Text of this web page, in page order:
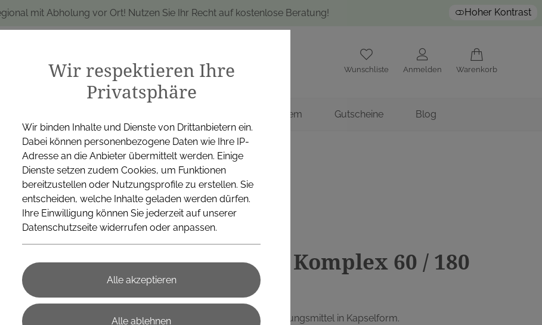
mit Abholung vor Ort! Nutzen Sie Ihr Recht auf kostenlose Beratung! Hoher Kontrast
Wunschliste Anmelden Warenkorb
Institem Gutscheine Blog
BORROMÄUS APOTHEKE
Artischocken Komplex 60 / 180
Kapseln
Hochwertiges Nahrungsergänzungsmittel in Kapselform.
Wir respektieren Ihre
Privatsphäre
Wir binden Inhalte und Dienste von Drittanbietern ein.
Dabei können personenbezogene Daten wie Ihre IP-
Adresse an die Anbieter übermittelt werden. Einige
Dienste setzen zudem Cookies, um Funktionen
bereitzustellen oder Nutzungsprofile zu erstellen. Sie
entscheiden, welche Inhalte geladen werden dürfen.
Ihre Einwilligung können Sie jederzeit auf unserer
Datenschutzseite widerrufen oder anpassen.